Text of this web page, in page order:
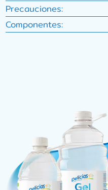
Precauciones:
Componentes: